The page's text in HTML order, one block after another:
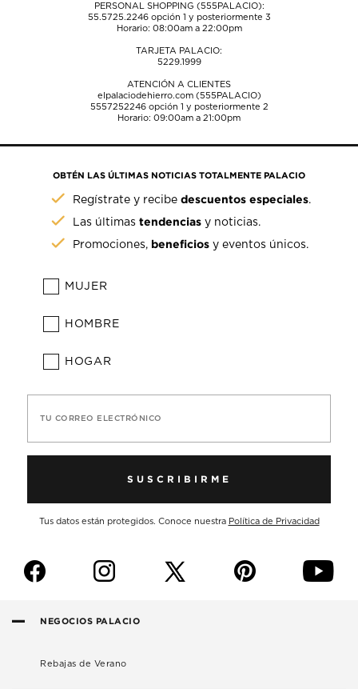
PERSONAL SHOPPING (555PALACIO):
55.5725.2246opción 1 y posteriormente 3
Horario: 08:00am a 22:00pm
TARJETA PALACIO:
5229.1999
ATENCIÓN A CLIENTES
elpalaciodehierro.com (555PALACIO)
5557252246opción 1 y posteriormente 2
Horario: 09:00am a 21:00pm
OBTÉN LAS ÚLTIMAS NOTICIAS TOTALMENTE PALACIO
Regístrate y recibedescuentos especiales.
Las últimastendencias y noticias.
Promociones, beneficios y eventos únicos.
MUJER
HOMBRE
HOGAR
TU CORREO ELECTRÓNICO
SUSCRIBIRME
Tus datos están protegidos. Conoce nuestra Política de Privacidad
f i p y
NEGOCIOS PALACIO
Rebajas de Verano